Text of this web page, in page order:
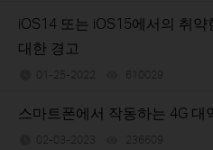
iOS14 또는 iOS15에서의 취
대한 경고
01-25-2022 610029
스마트폰에서 작동하는 4G 대
02-03-2023 236609